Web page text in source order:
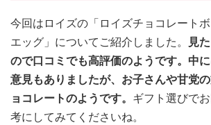
今回はロイズの「ロイズチョコレート
エッグ」についてご紹介しました。
見
ので口コミでも高評価のようです。中
意見もありましたが、お子さんや甘党
ョコレートのようです。 ギフト選びで
考にしてみてくださいね。